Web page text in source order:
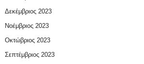
Δεκέμβριος 2023
Νοέμβριος 2023
Οκτώβριος 2023
Σεπτέμβριος 2023